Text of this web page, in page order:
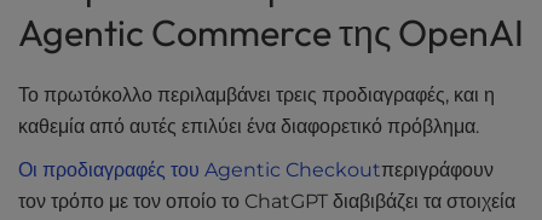
Agentic Commerce της OpenAI
Το πρωτόκολλο περιλαμβάνει τρεις προδιαγραφές, και η
καθεμία από αυτές επιλύει ένα διαφορετικό πρόβλημα.
Οι προδιαγραφές του Agentic Checkoutπεριγράφουν
τον τρόπο με τον οποίο το ChatGPT διαβιβάζει τα στοιχεία